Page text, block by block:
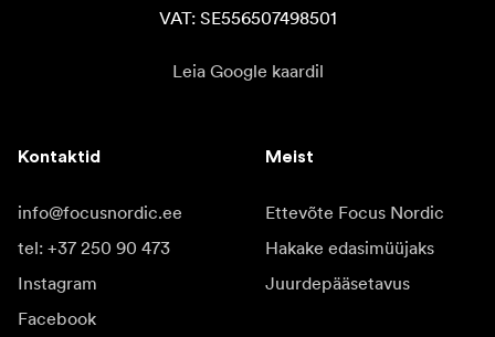
VAT: SE556507498501
Leia Google kaardil
Kontaktid
info@focusnordic.ee
tel: +37 250 90 473
Instagram
Facebook
Meist
Ettevõte Focus Nordic
Hakake edasimüüjaks
Juurdepääsetavus